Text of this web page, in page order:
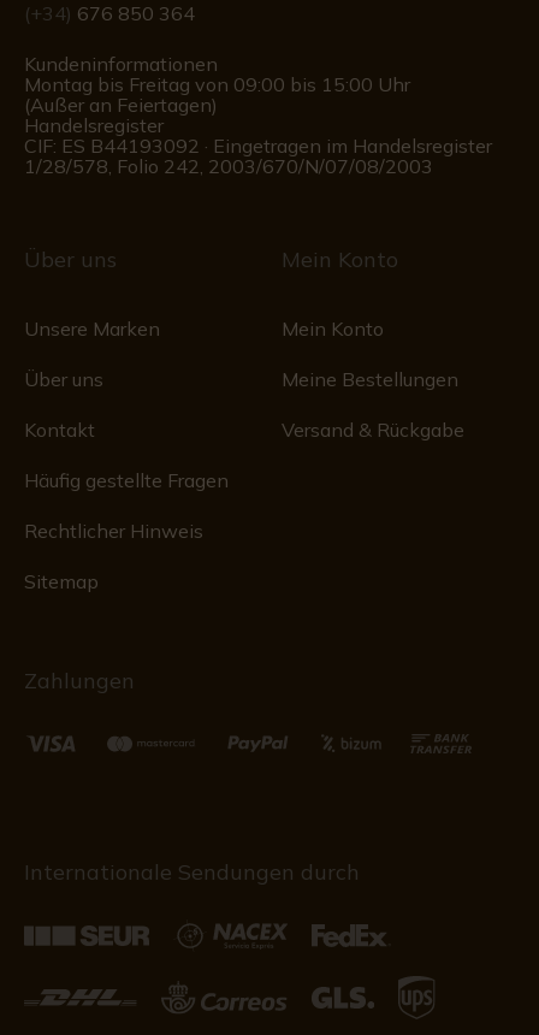
(+34) 676 850 364
Kundeninformationen
Montag bis Freitag von 09:00 bis 15:00 Uhr
(Außer an Feiertagen)
Handelsregister
CIF: ES B44193092 · Eingetragen im Handelsregister
1/28/578, Folio 242, 2003/670/N/07/08/2003
Über uns
Unsere Marken
Über uns
Kontakt
Häufig gestellte Fragen
Rechtlicher Hinweis
Sitemap
Mein Konto
Mein Konto
Meine Bestellungen
Versand & Rückgabe
Zahlungen
Internationale Sendungen durch